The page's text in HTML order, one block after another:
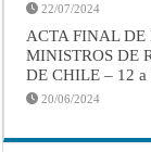
22/07/2024
ACTA FINAL DE
MINISTROS DE
DE CHILE – 12 a
20/06/2024